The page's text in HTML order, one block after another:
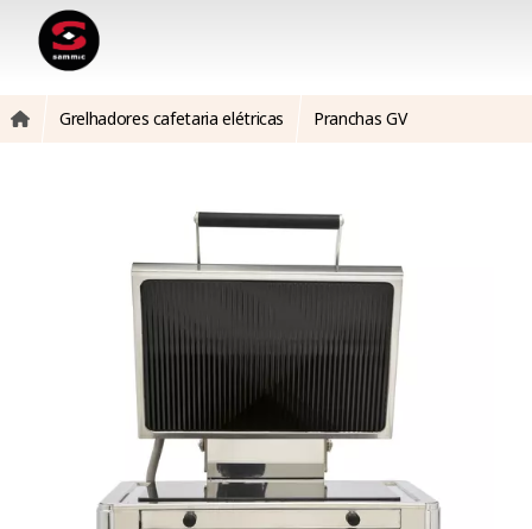
Grelhadores cafetaria elétricas Pranchas GV